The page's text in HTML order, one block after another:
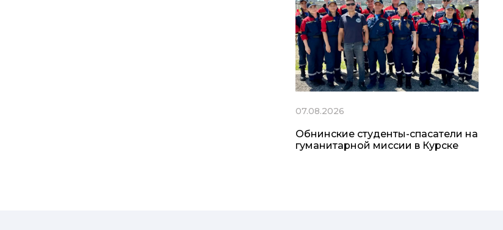
07.08.2026
Обнинские студенты-спасатели на
гуманитарной миссии в Курске